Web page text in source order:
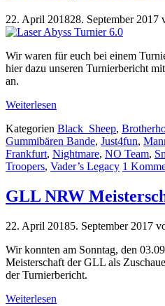
22. April 201828. September 2017
Wir waren für euch bei einem
hier dazu unseren Turnierbericht
an.
Weiterlesen
Kategorien Black_Sheep,
Gummibären Bande, Just4fun,
Frankfurt, Nightmare, NO Team,
Troopers, Vader’s Legacy 1
GLL NRW
22. April 20185. September 2017
Wir konnten am Sonntag, den
Meisterschaft der GLL als
der Turnierbericht.
Weiterlesen